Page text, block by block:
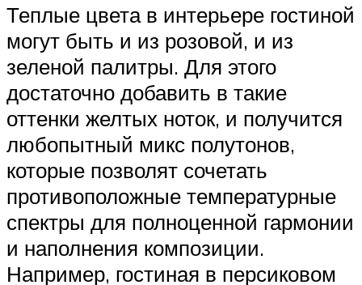
Теплые цвета в интерьере гостиной
могут быть и из розовой, и из
зеленой палитры. Для этого
достаточно добавить в такие
оттенки желтых ноток, и получится
любопытный микс полутонов,
которые позволят сочетать
противоположные температурные
спектры для полноценной гармонии
и наполнения композиции.
Например, гостиная в персиковом